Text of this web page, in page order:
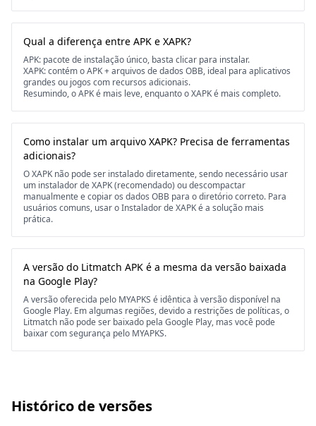
Qual a diferença entre APK e XAPK?
APK: pacote de instalação único, basta clicar para instalar.
XAPK: contém o APK + arquivos de dados OBB, ideal para aplicativos
grandes ou jogos com recursos adicionais.
Resumindo, o APK é mais leve, enquanto o XAPK é mais completo.
Como instalar um arquivo XAPK? Precisa de ferramentas
adicionais?
O XAPK não pode ser instalado diretamente, sendo necessário usar
um instalador de XAPK (recomendado) ou descompactar
manualmente e copiar os dados OBB para o diretório correto. Para
usuários comuns, usar o Instalador de XAPK é a solução mais
prática.
A versão do Litmatch APK é a mesma da versão baixada
na Google Play?
A versão oferecida pelo MYAPKS é idêntica à versão disponível na
Google Play. Em algumas regiões, devido a restrições de políticas, o
Litmatch não pode ser baixado pela Google Play, mas você pode
baixar com segurança pelo MYAPKS.
Histórico de versões